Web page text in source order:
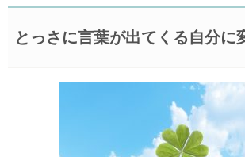
とっさに言葉が出てくる自分に